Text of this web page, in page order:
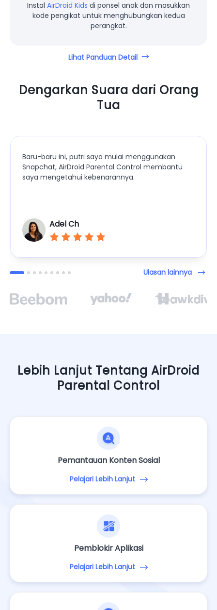
Instal AirDroid Kids di ponsel anak dan masukkan
kode pengikat untuk menghubungkan kedua
perangkat.
Lihat Panduan Detail
Dengarkan Suara dari Orang
Tua
Baru-baru ini, putri saya mulai menggunakan
Snapchat, AirDroid Parental Control membantu
saya mengetahui kebenarannya.
Adel Ch
Ulasan lainnya
Lebih Lanjut Tentang AirDroid
Parental Control
Pemantauan Konten Sosial
Pelajari Lebih Lanjut
Pemblokir Aplikasi
Pelajari Lebih Lanjut